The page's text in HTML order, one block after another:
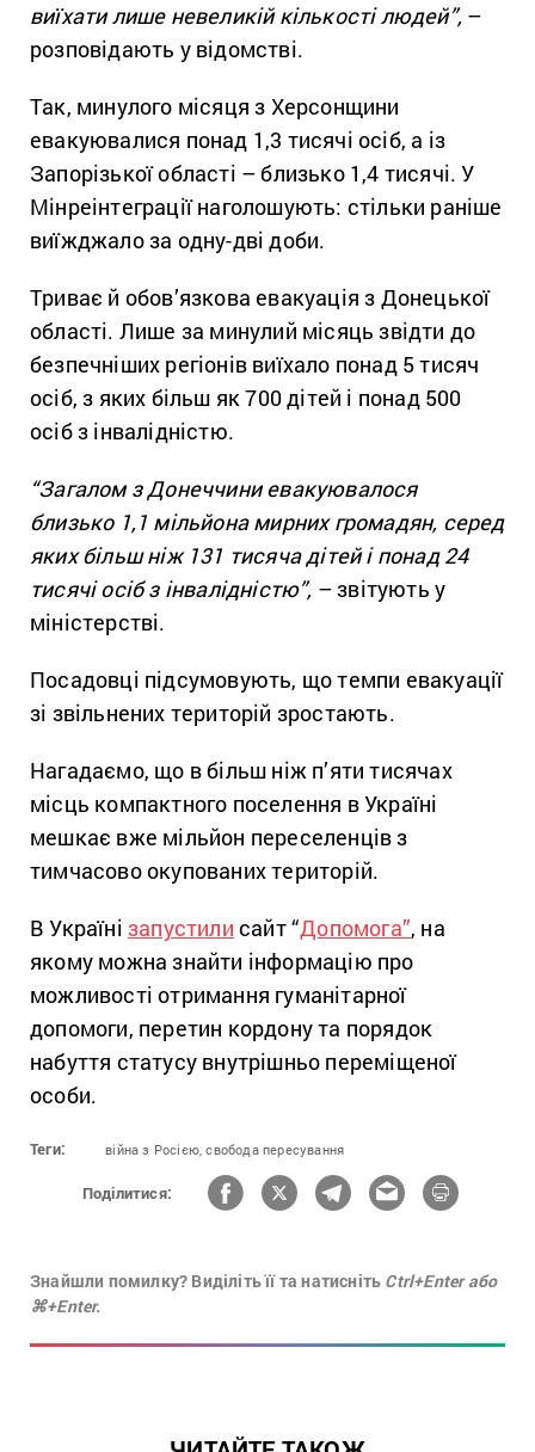
виїхати лише невеликій кількості людей”, –
розповідають у відомстві.
Так, минулого місяця з Херсонщини
евакуювалися понад 1,3 тисячі осіб, а із
Запорізької області – близько 1,4 тисячі. У
Мінреінтеграції наголошують: стільки раніше
виїжджало за одну-дві доби.
Триває й обов’язкова евакуація з Донецької
області. Лише за минулий місяць звідти до
безпечніших регіонів виїхало понад 5 тисяч
осіб, з яких більш як 700 дітей і понад 500
осіб з інвалідністю.
“Загалом з Донеччини евакуювалося
близько 1,1 мільйона мирних громадян, серед
яких більш ніж 131 тисяча дітей і понад 24
тисячі осіб з інвалідністю”, – звітують у
міністерстві.
Посадовці підсумовують, що темпи евакуації
зі звільнених територій зростають.
Нагадаємо, що в більш ніж п’яти тисячах
місць компактного поселення в Україні
мешкає вже мільйон переселенців з
тимчасово окупованих територій.
В Україні запустили сайт “Допомога”, на
якому можна знайти інформацію про
можливості отримання гуманітарної
допомоги, перетин кордону та порядок
набуття статусу внутрішньо переміщеної
особи.
Теги: війна з Росією, свобода переcування
Поділитися:
Знайшли помилку? Виділіть її та натисніть Ctrl+Enter або
⌘+Enter.